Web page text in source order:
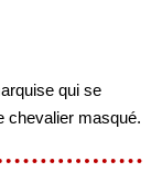
qui se
chevalier masqué.